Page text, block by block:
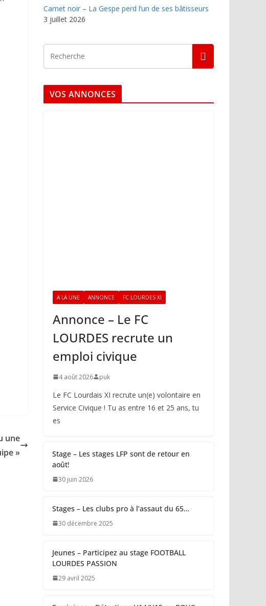
une
»
Carnet noir – La Gespe perd l’un de ses bâtisseurs
3 juillet 2026
VOS ANNONCES
A LA UNE ANNONCE FC LOURDES XI
Annonce – Le FC
LOURDES recrute un
emploi civique
4 août 2026 puk
Le FC Lourdais XI recrute un(e) volontaire en
Service Civique ! Tu as entre 16 et 25 ans, tu
es
Stage – Les stages LFP sont de retour en
août!
30 juin 2026
Stages – Les clubs pro à l’assaut du 65…
30 décembre 2025
Jeunes – Participez au stage FOOTBALL
LOURDES PASSION
29 avril 2025